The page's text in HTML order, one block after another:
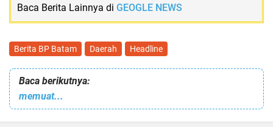
Baca Berita Lainnya di GEOGLE NEWS
Berita BP Batam Daerah Headline
Baca berikutnya:
memuat...